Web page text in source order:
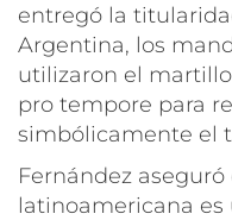
entregó la
Argentina, los
utilizaron el
pro tempore para
simbólicamente el
Fernández
latinoamericana